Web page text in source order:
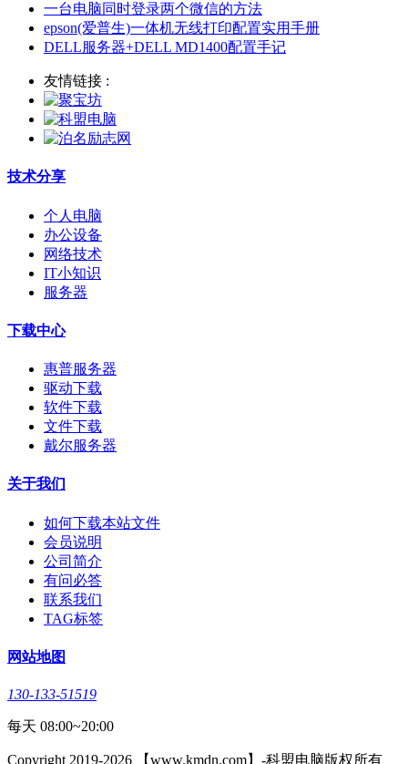
一台电脑同时登录两个微信的方法
epson(爱普生)一体机无线打印配置实用手册
DELL服务器+DELL MD1400配置手记
友情链接 :
技术分享
个人电脑
办公设备
网络技术
IT小知识
服务器
下载中心
惠普服务器
驱动下载
软件下载
文件下载
戴尔服务器
关于我们
如何下载本站文件
会员说明
公司简介
有问必答
联系我们
TAG标签
网站地图
130-133-51519
每天 08:00~20:00
Copyright 2019-2026 【www.kmdn.com】-科盟电脑版权所有